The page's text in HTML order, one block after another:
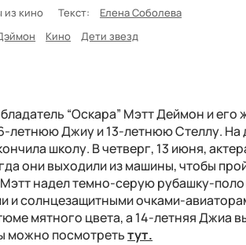
из кино Текст: Елена Соболева
Кино Дети звезд
“Оскара” Мэтт Деймон и
летнюю Джиу и 13-летнюю Стеллу.
школу. В четверг, 13 июня,
они выходили из машины, чтобы
надел темно-серую рубашку-
и солнцезащитными очками-
мятного цвета, а 14-летняя Джиа
можно посмотретьтут.